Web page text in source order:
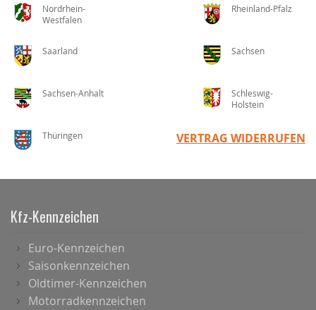
Nordrhein-
Westfalen
Rheinland-Pfalz
Saarland Sachsen
Sachsen-Anhalt
Schleswig-
Holstein
Thüringen VERTRAG WIDERRUFEN
Kfz-Kennzeichen
Euro-Kennzeichen
Saisonkennzeichen
Oldtimer-Kennzeichen
Motorradkennzeichen